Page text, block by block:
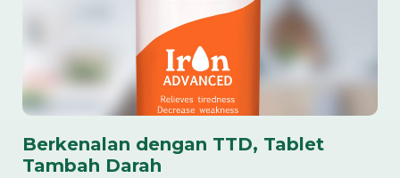
Berkenalan dengan TTD, Tablet
Tambah Darah